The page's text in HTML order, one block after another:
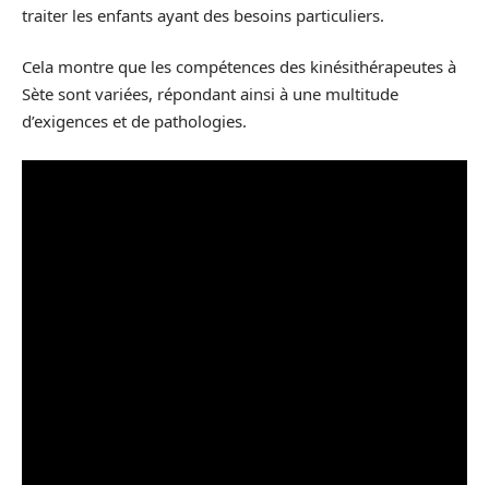
traiter les enfants ayant des besoins particuliers.
Cela montre que les compétences des kinésithérapeutes à
Sète sont variées, répondant ainsi à une multitude
d’exigences et de pathologies.